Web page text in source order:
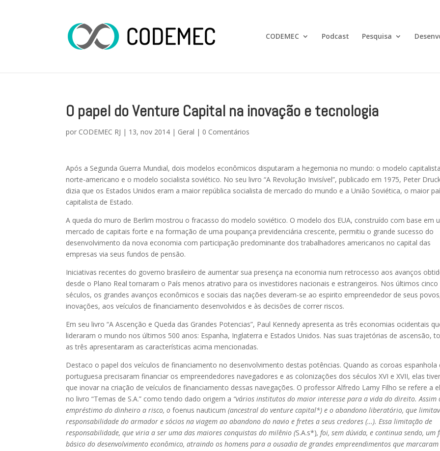
CODEMEC Podcast Pesquisa
O papel do Venture Capital na inovação e tecnologia
por CODEMEC RJ | 13, nov 2014 | Geral | 0 Comentários
Após a Segunda Guerra Mundial, dois modelos econômicos disputaram a hegemonia no mundo: o modelo capitalista
norte-americano e o modelo socialista soviético. No seu livro “A Revolução Invisível”, publicado em 1975, Peter
dizia que os Estados Unidos eram a maior república socialista de mercado do mundo e a União Soviética, o maior
capitalista de Estado.
A queda do muro de Berlim mostrou o fracasso do modelo soviético. O modelo dos EUA, construído com base em
mercado de capitais forte e na formação de uma poupança previdenciária crescente, permitiu o grande sucesso do
desenvolvimento da nova economia com participação predominante dos trabalhadores americanos no capital das
empresas via seus fundos de pensão.
Iniciativas recentes do governo brasileiro de aumentar sua presença na economia num retrocesso aos avanços
desde o Plano Real tornaram o País menos atrativo para os investidores nacionais e estrangeiros. Nos últimos cinco
séculos, os grandes avanços econômicos e sociais das nações deveram-se ao espirito empreendedor de seus
inovações, aos veículos de financiamento desenvolvidos e às decisões de correr riscos.
Em seu livro “A Ascenção e Queda das Grandes Potencias”, Paul Kennedy apresenta as três economias ocidentais
lideraram o mundo nos últimos 500 anos: Espanha, Inglaterra e Estados Unidos. Nas suas trajetórias de ascensão,
as três apresentaram as características acima mencionadas.
Destaco o papel dos veículos de financiamento no desenvolvimento destas potências. Quando as coroas espanhola
portuguesa precisaram financiar os empreendedores navegadores e as colonizações dos séculos XVI e XVII, elas
que inovar na criação de veículos de financiamento dessas navegações. O professor Alfredo Lamy Filho se refere a
no livro “Temas de S.A.” como tendo dado origem a “vários institutos do maior interesse para a vida do direito. Assim
empréstimo do dinheiro a risco, ofoenus nauticum (ancestral do venture capital*) e o abandono liberatório, que
responsabilidade do armador e sócios na viagem ao abandono do navio e fretes a seus credores (…). Essa limitação de
responsabilidade, que viria a ser uma das maiores conquistas do milênio (S.A.s*), foi, sem dúvida, e continua sendo, um
básico do desenvolvimento econômico, atraindo os homens para a ousadia de grandes empreendimentos que marcaram